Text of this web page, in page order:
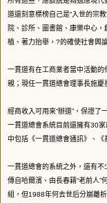
道還刻意標榜自己是“入世的宗
院、診所、圖書館、康樂中心
植、著力抬舉，?的確使社會輿
一貫道有在工商業者當中活動的
親；現任一貫道總會理事長施慶
經商收入可用來“辦道”，保證
一貫道總會系統目前還擁有30
中包括《一貫道總會通訊》、
一貫道總會的系統之外，還有不
傳自哈爾濱、由長春籍“老前人”
組，但1988年何去世后分崩離